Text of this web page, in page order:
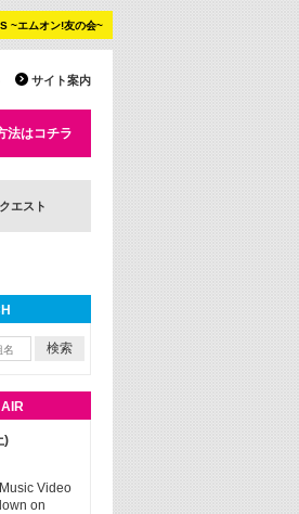
~エムオン!友の会~
サイト案内
法はコチラ
エスト
AIR
)
Video
on